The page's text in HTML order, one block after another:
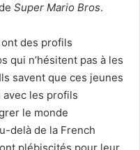
Super Mario Bros.
ont des profils
qui n’hésitent pas à les
savent que ces jeunes
les profils
le monde
delà de la French